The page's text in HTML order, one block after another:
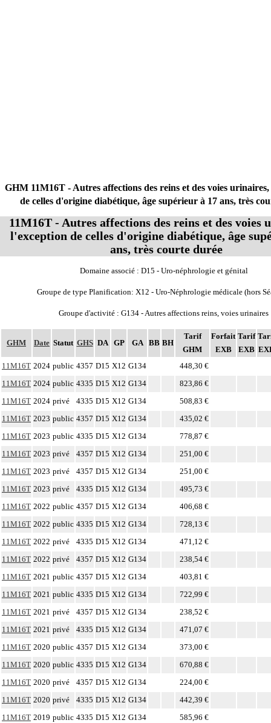
GHM Date Statut GHS DA GP GA BB BH
Tarif
GHM
Forfait
EXB
Tarif
EXB
11M16T 2024 public 4357 D15 X12 G134
448,30 €
11M16T 2024 public 4335 D15 X12 G134
823,86 €
11M16T 2024 privé 4335 D15 X12 G134
508,83 €
11M16T 2023 public 4357 D15 X12 G134
435,02 €
11M16T 2023 public 4335 D15 X12 G134
778,87 €
11M16T 2023 privé 4357 D15 X12 G134
251,00 €
11M16T 2023 privé 4357 D15 X12 G134
251,00 €
11M16T 2023 privé 4335 D15 X12 G134
495,73 €
11M16T 2022 public 4357 D15 X12 G134
406,68 €
11M16T 2022 public 4335 D15 X12 G134
728,13 €
11M16T 2022 privé 4335 D15 X12 G134
471,12 €
11M16T 2022 privé 4357 D15 X12 G134
238,54 €
11M16T 2021 public 4357 D15 X12 G134
403,81 €
11M16T 2021 public 4335 D15 X12 G134
722,99 €
11M16T 2021 privé 4357 D15 X12 G134
238,52 €
11M16T 2021 privé 4335 D15 X12 G134
471,07 €
11M16T 2020 public 4357 D15 X12 G134
373,00 €
11M16T 2020 public 4335 D15 X12 G134
670,88 €
11M16T 2020 privé 4357 D15 X12 G134
224,00 €
11M16T 2020 privé 4335 D15 X12 G134
442,39 €
11M16T 2019 public 4335 D15 X12 G134
585,96 €
GHM 11M16T - Autres affections des reins et des voies
de celles d'origine diabétique, âge supérieur à 17 ans, très
11M16T - Autres affections des reins et des voies
l'exception de celles d'origine diabétique, âge
ans, très courte durée
Domaine associé : D15 - Uro-néphrologie et génital
Groupe de type Planification: X12 - Uro-Néphrologie médicale (hors
Groupe d'activité : G134 - Autres affections reins, voies urinaires